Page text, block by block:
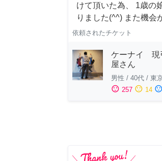
けて頂いた為、 1歳の
りました(^^) また機会
依頼されたチケット
ケーナイ 現
屋さん
男性 / 40代 / 東
sentiment_satisfied 257 sentiment_neutral 14 sentiment_dissatisfied